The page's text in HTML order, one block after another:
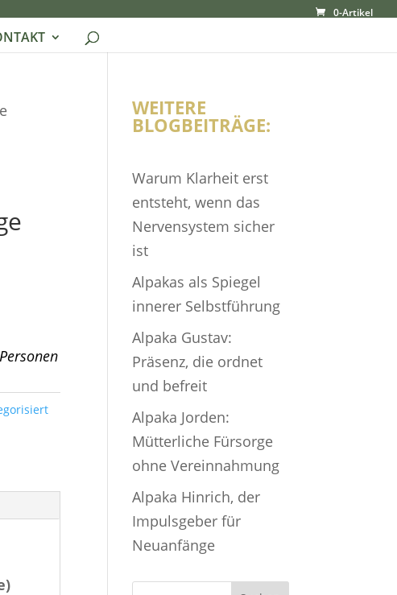
0-Artikel
WEITERE
BLOGBEITRÄGE:
Warum Klarheit erst
entsteht, wenn das
Nervensystem sicher
ist
Alpakas als Spiegel
innerer Selbstführung
Alpaka Gustav:
Präsenz, die ordnet
und befreit
Alpaka Jorden:
Mütterliche Fürsorge
ohne Vereinnahmung
Alpaka Hinrich, der
Impulsgeber für
Neuanfänge